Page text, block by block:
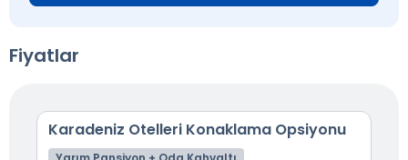
Fiyatlar
Karadeniz Otelleri Konaklama Opsiyonu